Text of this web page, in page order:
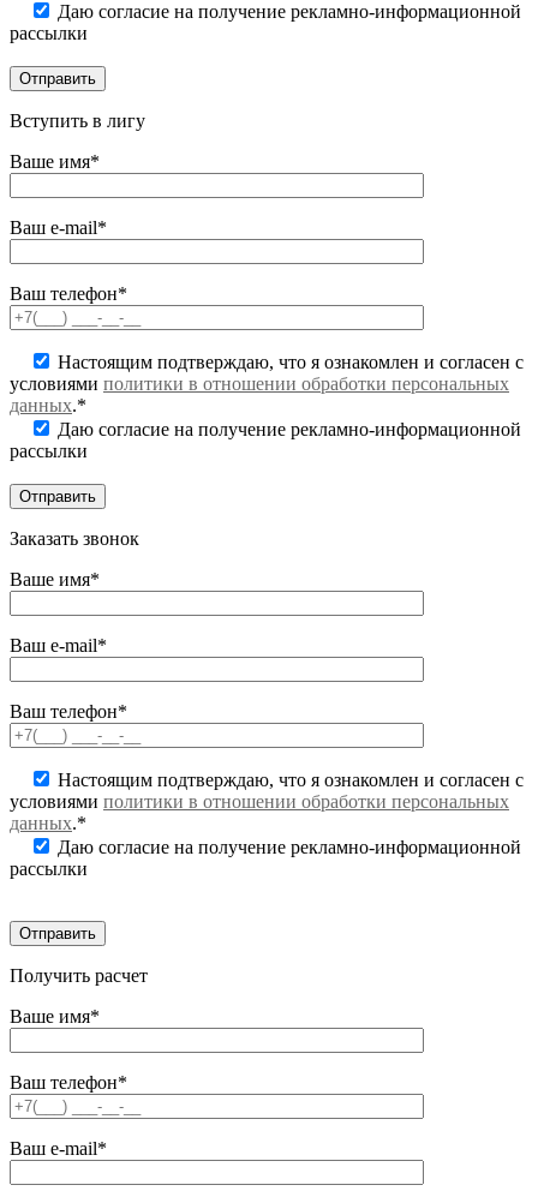
Даю согласие на получение рекламно-информационной
рассылки
Вступить в лигу
Ваше имя*
Ваш e-mail*
Ваш телефон*
Настоящим подтверждаю, что я ознакомлен и согласен с
условиями политики в отношении обработки персональных
данных.*
Даю согласие на получение рекламно-информационной
рассылки
Заказать звонок
Ваше имя*
Ваш e-mail*
Ваш телефон*
Настоящим подтверждаю, что я ознакомлен и согласен с
условиями политики в отношении обработки персональных
данных.*
Даю согласие на получение рекламно-информационной
рассылки
Получить расчет
Ваше имя*
Ваш телефон*
Ваш e-mail*